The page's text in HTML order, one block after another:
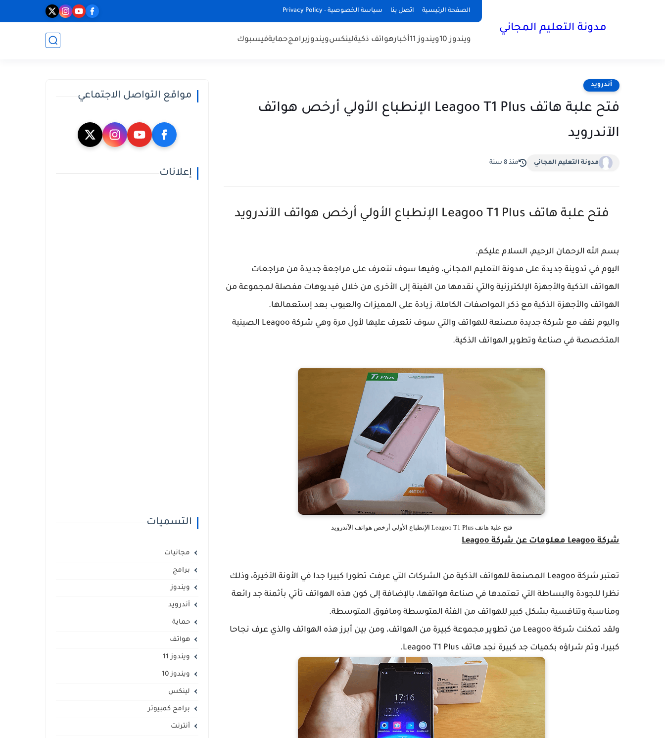
الصفحة الرئيسية اتصل بنا سياسة الخصوصية - Privacy Policy
مدونة التعليم المجاني
ويندوز 10 ويندوز 11 أخبارهواتف ذكيةلينكسويندوزبرامجحمايةفيسبوك
أندرويد
فتح علبة هاتف Leagoo T1 Plus الإنطباع الأولي أرخص هواتف
الآندرويد
مدونة التعليم المجاني منذ 8 سنة
فتح علبة هاتف Leagoo T1 Plus الإنطباع الأولي أرخص هواتف الآندرويد
بسم الله الرحمان الرحيم، السلام عليكم.
اليوم في تدوينة جديدة على مدونة التعليم المجاني، وفيها سوف نتعرف على مراجعة جديدة من مراجعات
الهواتف الذكية والأجهزة الإلكترزنية والتي نقدمها من الفينة إلى الأخرى من خلال فيديوهات مفصلة لمجموعة من
الهواتف والأجهزة الذكية مع ذكر المواصفات الكاملة، زيادة على المميزات والعيوب بعد إستعمالها.
واليوم نقف مع شركة جديدة مصنعة للهواتف والتي سوف نتعرف عليها لأول مرة وهي شركة Leagoo الصينية
المتخصصة في صناعة وتطوير الهواتف الذكية.
فتح علبة هاتف Leagoo T1 Plus الإنطباع الأولي أرخص هواتف الآندرويد
شركة Leagoo معلومات عن شركة Leagoo
تعتبر شركة Leagoo المصنعة للهواتف الذكية من الشركات التي عرفت تطورا كبيرا جدا في الأونة الآخيرة، وذلك
نظرا للجودة والبساطة التي تعتمدها في صناعة هواتفها، بالإضافة إلى كون هذه الهواتف تأتي بأثمنة جد رائعة
ومناسبة وتنافسية بشكل كبير للهواتف من الفئة المتوسطة ومافوق المتوسطة.
ولقد تمكنت شركة Leagoo من تطوير مجموعة كبيرة من الهواتف، ومن بين أبرز هذه الهواتف والذي عرف نجاحا
كبيرا، وتم شراؤه بكميات جد كبيرة نجد هاتف Leagoo T1 Plus.
مواقع التواصل الاجتماعي
إعلانات
التسميات
مجانيات
برامج
ويندوز
أندرويد
حماية
هواتف
ويندوز 11
ويندوز 10
لينكس
برامج كمبيوتر
أنترنت